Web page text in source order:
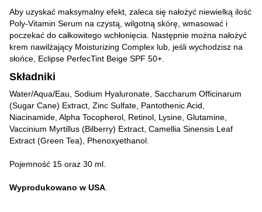
Aby uzyskać maksymalny efekt, zaleca się nałożyć niewielką ilość
Poly-Vitamin Serum na czystą, wilgotną skórę, wmasować i
poczekać do całkowitego wchłonięcia. Następnie można nałożyć
krem nawilżający Moisturizing Complex lub, jeśli wychodzisz na
słońce, Eclipse PerfecTint Beige SPF 50+.
Składniki
Water/Aqua/Eau, Sodium Hyaluronate, Saccharum Officinarum
(Sugar Cane) Extract, Zinc Sulfate, Pantothenic Acid,
Niacinamide, Alpha Tocopherol, Retinol, Lysine, Glutamine,
Vaccinium Myrtillus (Bilberry) Extract, Camellia Sinensis Leaf
Extract (Green Tea), Phenoxyethanol.
Pojemność 15 oraz 30 ml.
Wyprodukowano w USA.